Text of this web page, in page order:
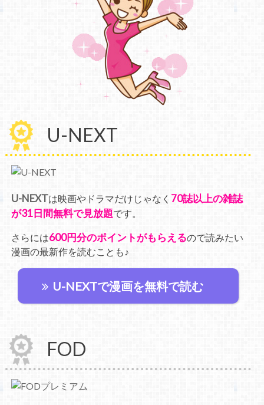
U-NEXT
U-NEXTは映画やドラマだけじゃなく 70誌以上の雑誌
が31日間無料で見放題です。
さらには600円分のポイントがもらえるので読みたい
漫画の最新作を読むことも♪
U-NEXTで漫画を無料で読む
FOD